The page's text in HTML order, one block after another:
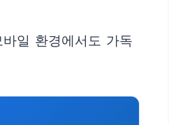
일 환경에서도 가독